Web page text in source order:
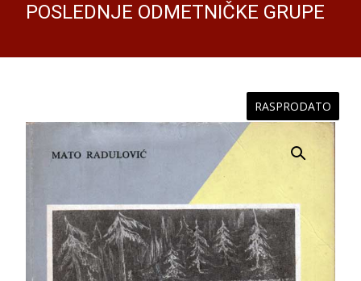
POSLEDNJE ODMETNIČKE GRUPE
RASPRODATO